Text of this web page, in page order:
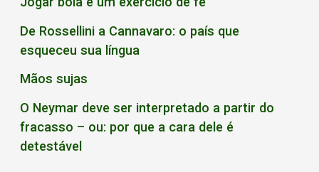
De Rossellini a Cannavaro: o país que
esqueceu sua língua
Mãos sujas
O Neymar deve ser interpretado a partir do
fracasso – ou: por que a cara dele é
detestável